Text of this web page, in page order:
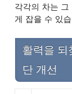
각각의 차는 그
게 잡을 수 있
활력을 되
단 개선